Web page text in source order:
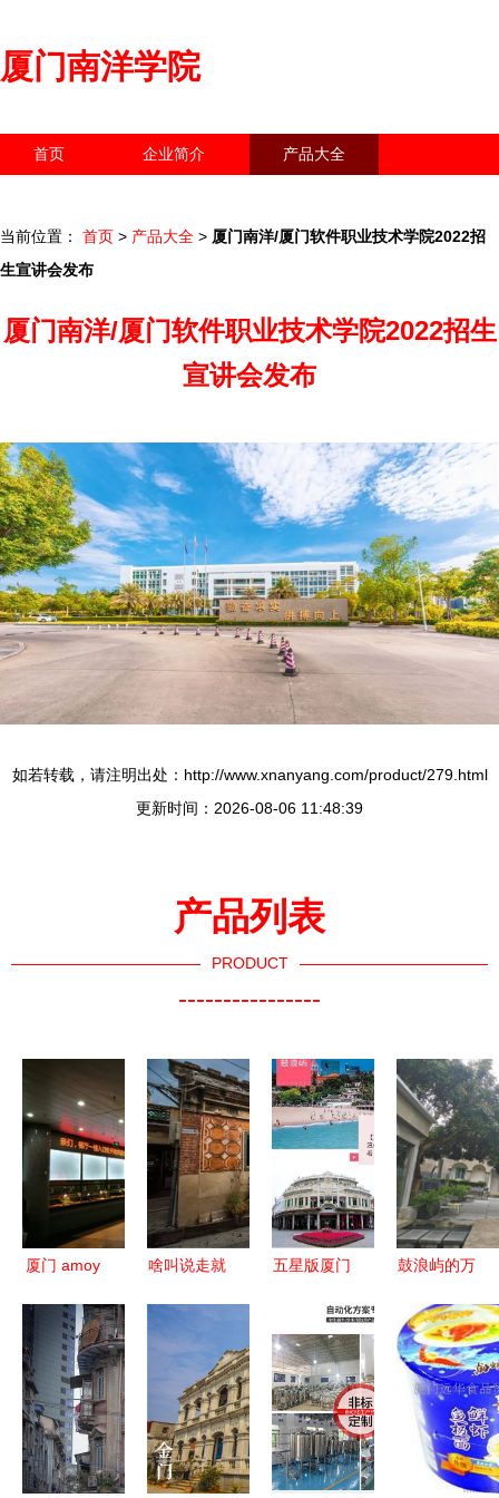
厦门南洋学院
首页 企业简介 产品大全
当前位置： 首页 > 产品大全 > 厦门南洋/厦门软件职业技术学院2022招
生宣讲会发布
厦门南洋/厦门软件职业技术学院2022招生
宣讲会发布
如若转载，请注明出处：http://www.xnanyang.com/product/279.html
更新时间：2026-08-06 11:48:39
产品列表
PRODUCT
----------------
厦门 amoy
风情的时尚
都市 厦门
大学篇
啥叫说走就
厦门直达只
需4个站
200元就能
出发
五星版厦门
闽南传奇秀
双飞5日游
鼓浪屿的万
史的真实诉
说!百年南
洋红砖洋
楼,屿其想
念